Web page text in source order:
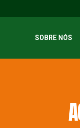
SOBRE NÓS